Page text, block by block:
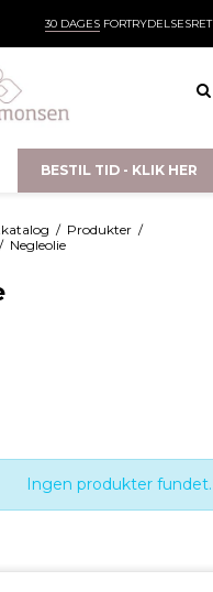
30 DAGES FORTRYDELSESRET
BESTIL TID - KLIK HER
/ Produkter /
/ Negleolie
Ingen produkter fundet.